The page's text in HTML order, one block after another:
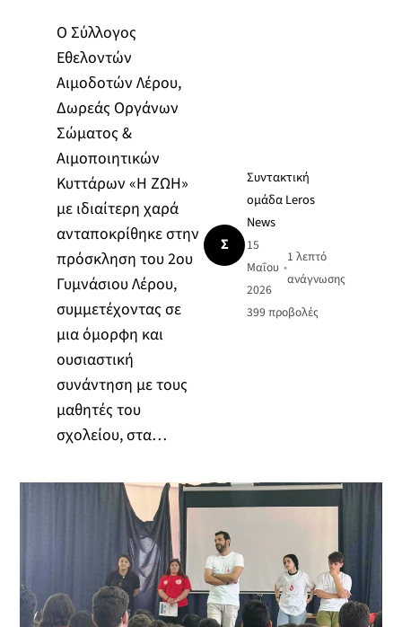
Ο Σύλλογος
Εθελοντών
Αιμοδοτών Λέρου,
Δωρεάς Οργάνων
Σώματος &
Αιμοποιητικών
Κυττάρων «Η ΖΩΗ»
με ιδιαίτερη χαρά
ανταποκρίθηκε στην
πρόσκληση του 2ου
Γυμνάσιου Λέρου,
συμμετέχοντας σε
μια όμορφη και
ουσιαστική
συνάντηση με τους
μαθητές του
σχολείου, στα…
Σ
Συντακτική
ομάδα Leros
News
15
Μαΐου
2026
•
1 λεπτό
ανάγνωσης
399 προβολές